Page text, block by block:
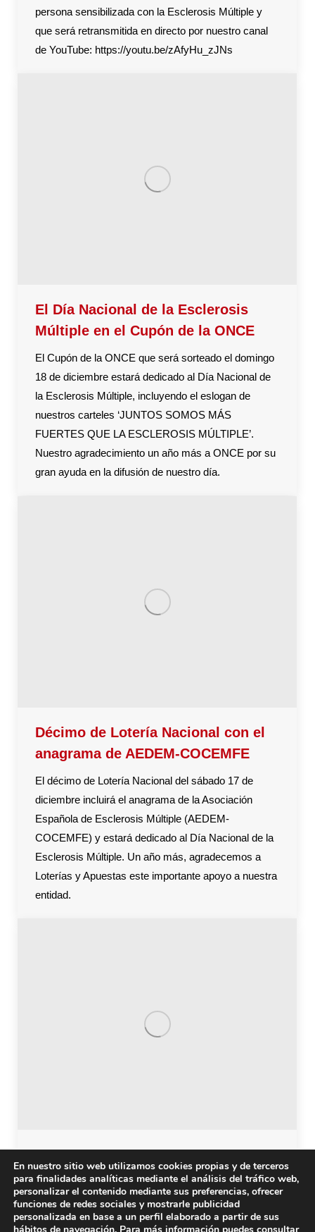
persona sensibilizada con la Esclerosis Múltiple y
que será retransmitida en directo por nuestro canal
de YouTube: https://youtu.be/zAfyHu_zJNs
El Día Nacional de la Esclerosis
Múltiple en el Cupón de la ONCE
El Cupón de la ONCE que será sorteado el domingo
18 de diciembre estará dedicado al Día Nacional de
la Esclerosis Múltiple, incluyendo el eslogan de
nuestros carteles ‘JUNTOS SOMOS MÁS
FUERTES QUE LA ESCLEROSIS MÚLTIPLE’.
Nuestro agradecimiento un año más a ONCE por su
gran ayuda en la difusión de nuestro día.
Décimo de Lotería Nacional con el
anagrama de AEDEM-COCEMFE
El décimo de Lotería Nacional del sábado 17 de
diciembre incluirá el anagrama de la Asociación
Española de Esclerosis Múltiple (AEDEM-
COCEMFE) y estará dedicado al Día Nacional de la
Esclerosis Múltiple. Un año más, agradecemos a
Loterías y Apuestas este importante apoyo a nuestra
entidad.
Castellón. Chocolatada Solidaria
Os invitamos a la ‘Chocolatada Solidaria’ que hemos
organizado para el próximo día 16 de diciembre a
partir de las 9 horas, en la plaza Pescadería de
En nuestro sitio web utilizamos cookies propias y de terceros
para finalidades analíticas mediante el análisis del tráfico web,
personalizar el contenido mediante sus preferencias, ofrecer
funciones de redes sociales y mostrarle publicidad
personalizada en base a un perfil elaborado a partir de sus